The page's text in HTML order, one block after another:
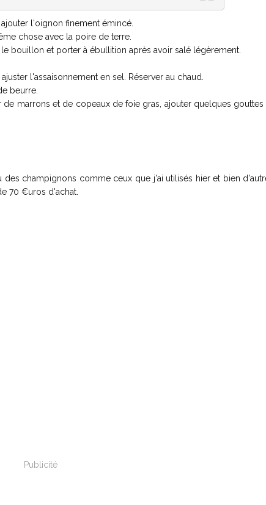
l'oignon finement émincé.
chose avec la poire de terre.
bouillon et porter à ébullition après avoir salé légèrement.
l'assaisonnement en sel. Réserver au chaud.
beurre.
de marrons et de copeaux de foie gras, ajouter quelques
champignons comme ceux que j'ai utilisés hier et bien
70 €uros d'achat.
Publicité